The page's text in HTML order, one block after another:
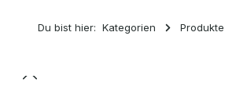
Du bist hier: Kategorien Produkte
Bildergalerie überspringen